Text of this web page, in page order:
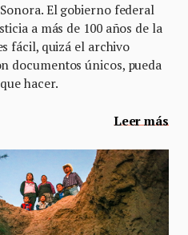
El gobierno federal
a más de 100 años de la
fácil, quizá el archivo
documentos únicos, pueda
hacer.
Leer más